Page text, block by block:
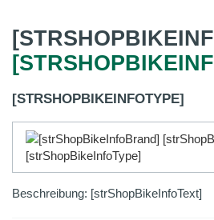
[STRSHOPBIKEINFOTYPE]
Beschreibung: [strShopBikeInfoText]